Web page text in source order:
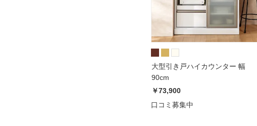
大型引き戸ハイカウンター 幅
90cm
￥73,900
口コミ募集中